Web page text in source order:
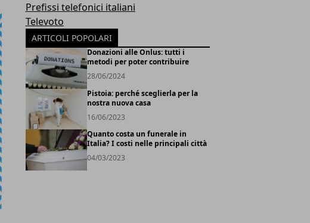
Prefissi telefonici italiani
Televoto
ARTICOLI POPOLARI
Donazioni alle Onlus: tutti i
metodi per poter contribuire
28/06/2024
Pistoia: perché sceglierla per la
nostra nuova casa
16/06/2023
Quanto costa un funerale in
Italia? I costi nelle principali città
04/03/2023